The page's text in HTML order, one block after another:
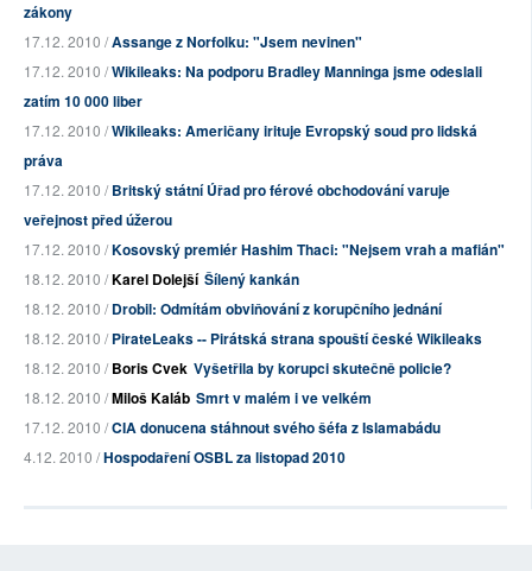
zákony
17.12. 2010 /Assange z Norfolku: "Jsem nevinen"
17.12. 2010 /Wikileaks: Na podporu Bradley Manninga jsme odeslali
zatím 10 000 liber
17.12. 2010 /Wikileaks: Američany irituje Evropský soud pro lidská
práva
17.12. 2010 /Britský státní Úřad pro férové obchodování varuje
veřejnost před úžerou
17.12. 2010 /Kosovský premiér Hashim Thaci: "Nejsem vrah a mafián"
18.12. 2010 /Karel Dolejší Šílený kankán
18.12. 2010 /Drobil: Odmítám obviňování z korupčního jednání
18.12. 2010 /PirateLeaks -- Pirátská strana spouští české Wikileaks
18.12. 2010 /Boris Cvek Vyšetřila by korupci skutečně policie?
18.12. 2010 /Miloš Kaláb Smrt v malém i ve velkém
17.12. 2010 /CIA donucena stáhnout svého šéfa z Islamabádu
4.12. 2010 /Hospodaření OSBL za listopad 2010